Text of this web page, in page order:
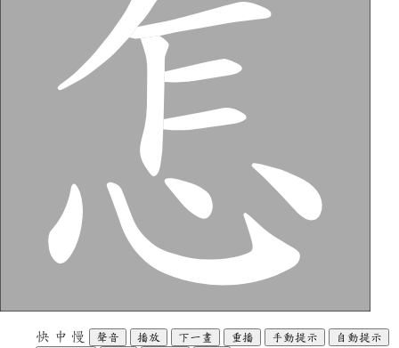
快 中 慢 聲音 播放 下一畫 重播 手動提示 自動提示